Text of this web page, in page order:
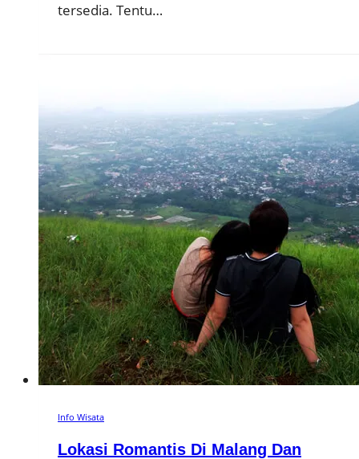
tersedia. Tentu…
Info Wisata
Lokasi Romantis Di Malang Dan